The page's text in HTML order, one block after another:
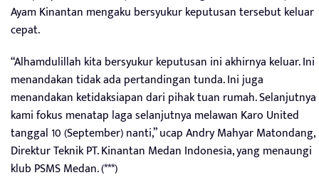
Ayam Kinantan mengaku bersyukur keputusan tersebut keluar
cepat.
“Alhamdulillah kita bersyukur keputusan ini akhirnya keluar. Ini
menandakan tidak ada pertandingan tunda. Ini juga
menandakan ketidaksiapan dari pihak tuan rumah. Selanjutnya
kami fokus menatap laga selanjutnya melawan Karo United
tanggal 10 (September) nanti,” ucap Andry Mahyar Matondang,
Direktur Teknik PT. Kinantan Medan Indonesia, yang menaungi
klub PSMS Medan. (***)